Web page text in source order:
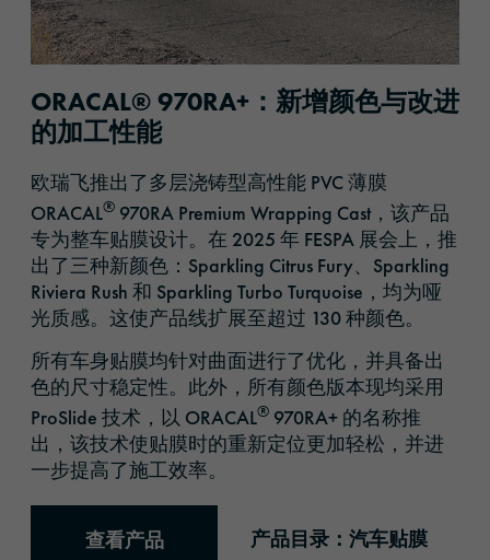
ORACAL® 970RA+：新增颜色与改进
的加工性能
欧瑞飞推出了多层浇铸型高性能 PVC 薄膜
ORACAL® 970RA Premium Wrapping Cast，该产品
专为整车贴膜设计。在 2025 年 FESPA 展会上，推
出了三种新颜色：Sparkling Citrus Fury、Sparkling
Riviera Rush 和 Sparkling Turbo Turquoise，均为哑
光质感。这使产品线扩展至超过 130 种颜色。
所有车身贴膜均针对曲面进行了优化，并具备出
色的尺寸稳定性。此外，所有颜色版本现均采用
ProSlide 技术，以 ORACAL® 970RA+ 的名称推
出，该技术使贴膜时的重新定位更加轻松，并进
一步提高了施工效率。
查看产品 产品目录：汽车贴膜